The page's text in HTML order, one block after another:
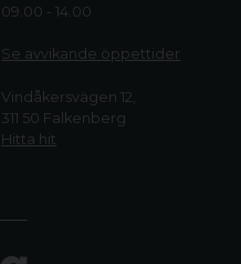
09.00 - 14.00
Se avvikande öppettider
Vindåkersvägen 12,
311 50 Falkenberg
Hitta hit